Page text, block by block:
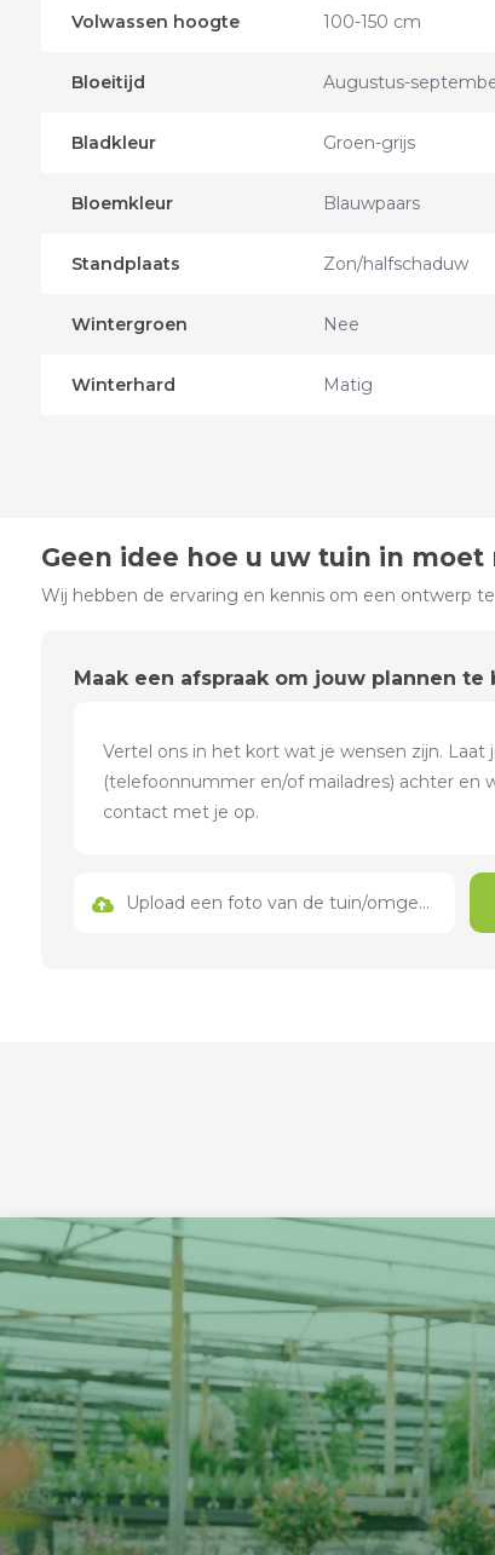
Volwassen hoogte 100-150 cm
Bloeitijd Augustus-
Bladkleur Groen-grijs
Bloemkleur Blauwpaars
Standplaats Zon/halfschaduw
Wintergroen Nee
Winterhard Matig
Geen idee hoe u uw tuin in moet
Wij hebben de ervaring en kennis om een ontwerp
Maak een afspraak om jouw plannen te
Upload een foto van de tuin/omgeving